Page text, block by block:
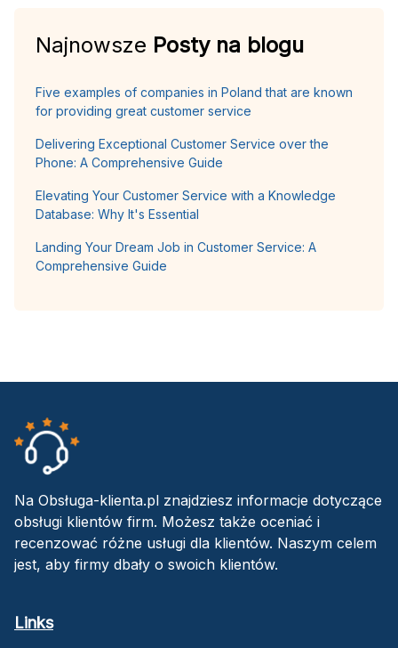
Najnowsze Posty na blogu
Five examples of companies in Poland that are known
for providing great customer service
Delivering Exceptional Customer Service over the
Phone: A Comprehensive Guide
Elevating Your Customer Service with a Knowledge
Database: Why It's Essential
Landing Your Dream Job in Customer Service: A
Comprehensive Guide
Na Obsługa-klienta.pl znajdziesz informacje dotyczące
obsługi klientów firm. Możesz także oceniać i
recenzować różne usługi dla klientów. Naszym celem
jest, aby firmy dbały o swoich klientów.
Links